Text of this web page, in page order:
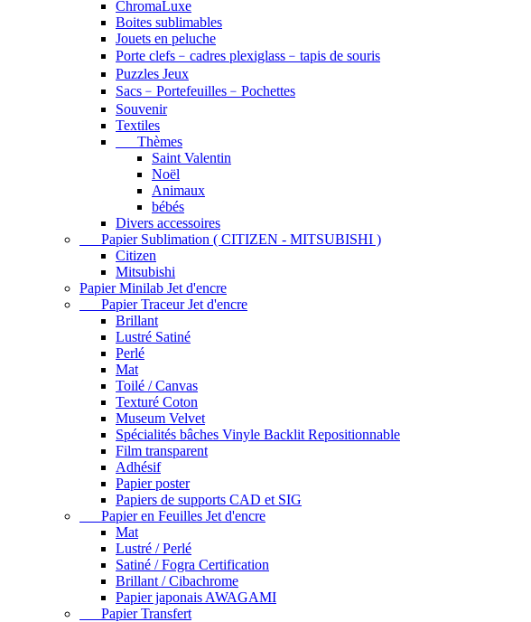
ChromaLuxe
Boites sublimables
Jouets en peluche
Porte clefs﹣cadres plexiglass﹣tapis de souris
Puzzles Jeux
Sacs﹣Portefeuilles﹣Pochettes
Souvenir
Textiles
Thèmes
Saint Valentin
Noël
Animaux
bébés
Divers accessoires
Papier Sublimation ( CITIZEN - MITSUBISHI )
Citizen
Mitsubishi
Papier Minilab Jet d'encre
Papier Traceur Jet d'encre
Brillant
Lustré Satiné
Perlé
Mat
Toilé / Canvas
Texturé Coton
Museum Velvet
Spécialités bâches Vinyle Backlit Repositionnable
Film transparent
Adhésif
Papier poster
Papiers de supports CAD et SIG
Papier en Feuilles Jet d'encre
Mat
Lustré / Perlé
Satiné / Fogra Certification
Brillant / Cibachrome
Papier japonais AWAGAMI
Papier Transfert